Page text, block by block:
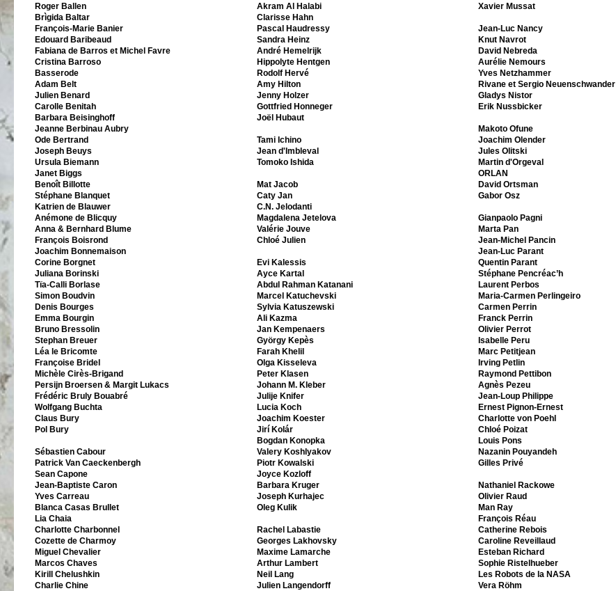
Roger Ballen
Brìgida Baltar
François-Marie Banier
Edouard Baribeaud
Fabiana de Barros et Michel Favre
Cristina Barroso
Basserode
Adam Belt
Julien Benard
Carolle Benitah
Barbara Beisinghoff
Jeanne Berbinau Aubry
Ode Bertrand
Joseph Beuys
Ursula Biemann
Janet Biggs
Benoît Billotte
Stéphane Blanquet
Katrien de Blauwer
Anémone de Blicquy
Anna & Bernhard Blume
François Boisrond
Joachim Bonnemaison
Corine Borgnet
Juliana Borinski
Tïa-Calli Borlase
Simon Boudvin
Denis Bourges
Emma Bourgin
Bruno Bressolin
Stephan Breuer
Léa le Bricomte
Françoise Bridel
Michèle Cirès-Brigand
Persijn Broersen & Margit Lukacs
Frédéric Bruly Bouabré
Wolfgang Buchta
Claus Bury
Pol Bury
Sébastien Cabour
Patrick Van Caeckenbergh
Sean Capone
Jean-Baptiste Caron
Yves Carreau
Blanca Casas Brullet
Lia Chaia
Charlotte Charbonnel
Cozette de Charmoy
Miguel Chevalier
Marcos Chaves
Kirill Chelushkin
Charlie Chine
Akram Al Halabi
Clarisse Hahn
Pascal Haudressy
Sandra Heinz
André Hemelrijk
Hippolyte Hentgen
Rodolf Hervé
Amy Hilton
Jenny Holzer
Gottfried Honneger
Joël Hubaut
Tami Ichino
Jean d'Imbleval
Tomoko Ishida
Mat Jacob
Caty Jan
C.N. Jelodanti
Magdalena Jetelova
Valérie Jouve
Chloé Julien
Evi Kalessis
Ayce Kartal
Abdul Rahman Katanani
Marcel Katuchevski
Sylvia Katuszewski
Ali Kazma
Jan Kempenaers
György Kepès
Farah Khelil
Olga Kisseleva
Peter Klasen
Johann M. Kleber
Julije Knifer
Lucia Koch
Joachim Koester
Jirí Kolár
Bogdan Konopka
Valery Koshlyakov
Piotr Kowalski
Joyce Kozloff
Barbara Kruger
Joseph Kurhajec
Oleg Kulik
Rachel Labastie
Georges Lakhovsky
Maxime Lamarche
Arthur Lambert
Neil Lang
Julien Langendorff
Xavier Mussat
Jean-Luc Nancy
Knut Navrot
David Nebreda
Aurélie Nemours
Yves Netzhammer
Rivane et Sergio Neuenschwander
Gladys Nistor
Erik Nussbicker
Makoto Ofune
Joachim Olender
Jules Olitski
Martin d'Orgeval
ORLAN
David Ortsman
Gabor Osz
Gianpaolo Pagni
Marta Pan
Jean-Michel Pancin
Jean-Luc Parant
Quentin Parant
Stéphane Pencréac’h
Laurent Perbos
Maria-Carmen Perlingeiro
Carmen Perrin
Franck Perrin
Olivier Perrot
Isabelle Peru
Marc Petitjean
Irving Petlin
Raymond Pettibon
Agnès Pezeu
Jean-Loup Philippe
Ernest Pignon-Ernest
Charlotte von Poehl
Chloé Poizat
Louis Pons
Nazanin Pouyandeh
Gilles Privé
Nathaniel Rackowe
Olivier Raud
Man Ray
François Réau
Catherine Rebois
Caroline Reveillaud
Esteban Richard
Sophie Ristelhueber
Les Robots de la NASA
Vera Röhm